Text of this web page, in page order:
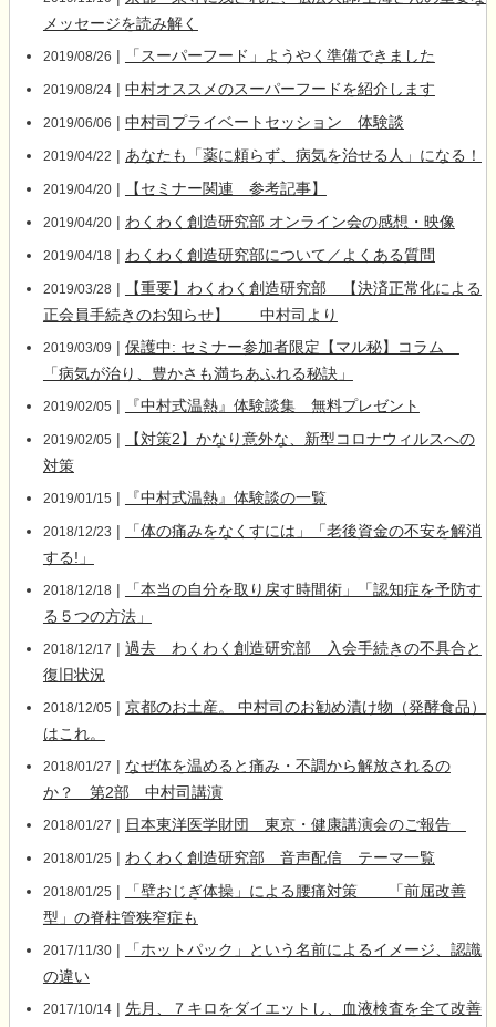
メッセージを読み解く
2019/08/26 | 「スーパーフード」ようやく準備できました
2019/08/24| 中村オススメのスーパーフードを紹介します
2019/06/06 | 中村司プライベートセッション 体験談
2019/04/22 | あなたも「薬に頼らず、病気を治せる人」になる！
2019/04/20| 【セミナー関連 参考記事】
2019/04/20| わくわく創造研究部 オンライン会の感想・映像
2019/04/18 | わくわく創造研究部について／よくある質問
2019/03/28 |
【重要】わくわく創造研究部 【決済正常化による
正会員手続きのお知らせ】 中村司より
2019/03/09 | 保護中: セミナー参加者限定【マル秘】コラム
「病気が治り、豊かさも満ちあふれる秘訣」
2019/02/05 | 『中村式温熱』体験談集 無料プレゼント
2019/02/05 |
【対策2】かなり意外な、新型コロナウィルスへの
対策
2019/01/15 | 『中村式温熱』体験談の一覧
2018/12/23 |
「体の痛みをなくすには」「老後資金の不安を解消
する!」
2018/12/18 |
「本当の自分を取り戻す時間術」「認知症を予防す
る５つの方法」
2018/12/17 | 過去 わくわく創造研究部 入会手続きの不具合と
復旧状況
2018/12/05 | 京都のお土産。 中村司のお勧め漬け物（発酵食品）
はこれ。
2018/01/27 | なぜ体を温めると痛み・不調から解放されるの
か？ 第2部 中村司講演
2018/01/27 | 日本東洋医学財団 東京・健康講演会のご報告
2018/01/25 | わくわく創造研究部 音声配信 テーマ一覧
2018/01/25 |
「壁おじぎ体操」による腰痛対策 「前屈改善
型」の脊柱管狭窄症も
2017/11/30|
「ホットパック」という名前によるイメージ、認識
の違い
2017/10/14| 先月、７キロをダイエットし、血液検査を全て改善